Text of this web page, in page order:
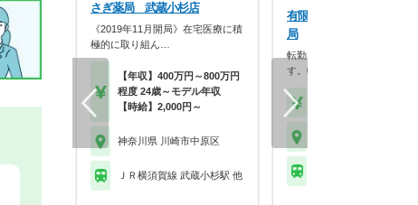
さぎ薬局 武蔵小杉店
《2019年11月開局》在宅医療に積
極的に取り組ん…
【年収】400万円～800万円
程度 24歳～モデル年収
【時給】2,000円～
神奈川県 川崎市中原区
ＪＲ横須賀線 武蔵小杉駅 他
有限会社イシダ薬局 市
局
転勤なしで人間関係が深まり
す。転勤のない安定的な…